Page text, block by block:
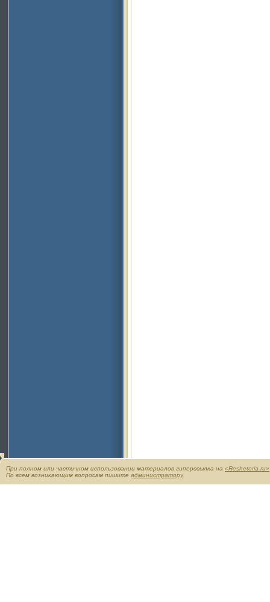
При полном или частичном использовании материалов гиперссылка на «Reshetoria.ru»
По всем возникающим вопросам пишите администратору.